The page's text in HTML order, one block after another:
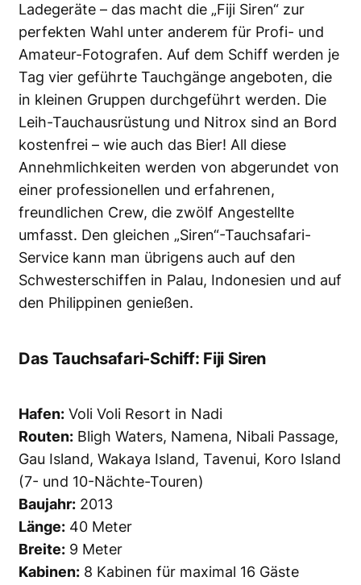
Ladegeräte – das macht die „Fiji Siren“ zur
perfekten Wahl unter anderem für Profi- und
Amateur-Fotografen. Auf dem Schiff werden je
Tag vier geführte Tauchgänge angeboten, die
in kleinen Gruppen durchgeführt werden. Die
Leih-Tauchausrüstung und Nitrox sind an Bord
kostenfrei – wie auch das Bier! All diese
Annehmlichkeiten werden von abgerundet von
einer professionellen und erfahrenen,
freundlichen Crew, die zwölf Angestellte
umfasst. Den gleichen „Siren“-Tauchsafari-
Service kann man übrigens auch auf den
Schwesterschiffen in Palau, Indonesien und auf
den Philippinen genießen.
Das Tauchsafari-Schiff: Fiji Siren
Hafen: Voli Voli Resort in Nadi
Routen: Bligh Waters, Namena, Nibali Passage,
Gau Island, Wakaya Island, Tavenui, Koro Island
(7- und 10-Nächte-Touren)
Baujahr: 2013
Länge: 40 Meter
Breite: 9 Meter
Kabinen: 8 Kabinen für maximal 16 Gäste